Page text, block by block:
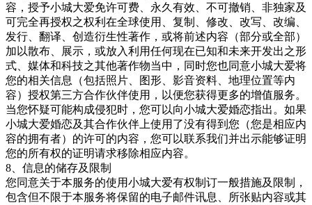
容，授予小城大爱免许可费、永久有效、不可撤销、非独家及
可完全再授权之权利在全球使用、复制、修改、改写、改编、
发行、翻译、创造衍生性著作，或将前述内容（部分或全部）
加以散布、展示，或放入利用任何现在已知和未来开发出之形
式、媒体和科技之其他著作物当中，同时您也同意小城大爱将
您的相关信息（包括照片、图形、影音资料、地理位置等内
容）授权第三方合作伙伴使用，以便您获得更多的增值服务。
当您怀疑可能构成侵犯时，您可以向小城大爱婚恋指出。如果
小城大爱婚恋及其合作伙伴上使用了没有得到您（您是相应内
容的拥有者）的许可的内容，您可以联系我们并出示能够证明
您的所有权的证明请求移除相应内容。
8、信息的储存及限制
您同意关于本服务的使用小城大爱有权制订一般措施及限制，
包含但不限于本服务将保留的电子邮件讯息、所张贴内容或其